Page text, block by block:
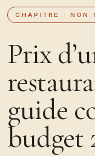
CHAPITRE · NON
Prix
guide
budget